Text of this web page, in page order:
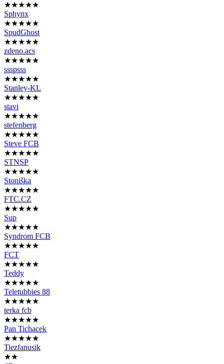
★★★★★
Sphynx
★★★★★
SpudGhost
★★★★★
zdeno.acs
★★★★★
ssspsss
★★★★★
Stanley-KL
★★★★★
stavi
★★★★★
stefenberg
★★★★★
Steve FCB
★★★★★
STNSP
★★★★★
Stoniška
★★★★★
FTC.CZ
★★★★★
Sup
★★★★★
Syndrom FCB
★★★★★
FCT
★★★★★
Teddy
★★★★★
Teletubbies 88
★★★★★
terka fcb
★★★★★
Pan Tichacek
★★★★★
Tiezfanusik
★★